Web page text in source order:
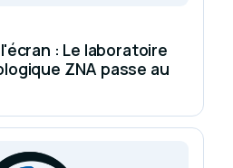
: Le laboratoire
ZNA passe au